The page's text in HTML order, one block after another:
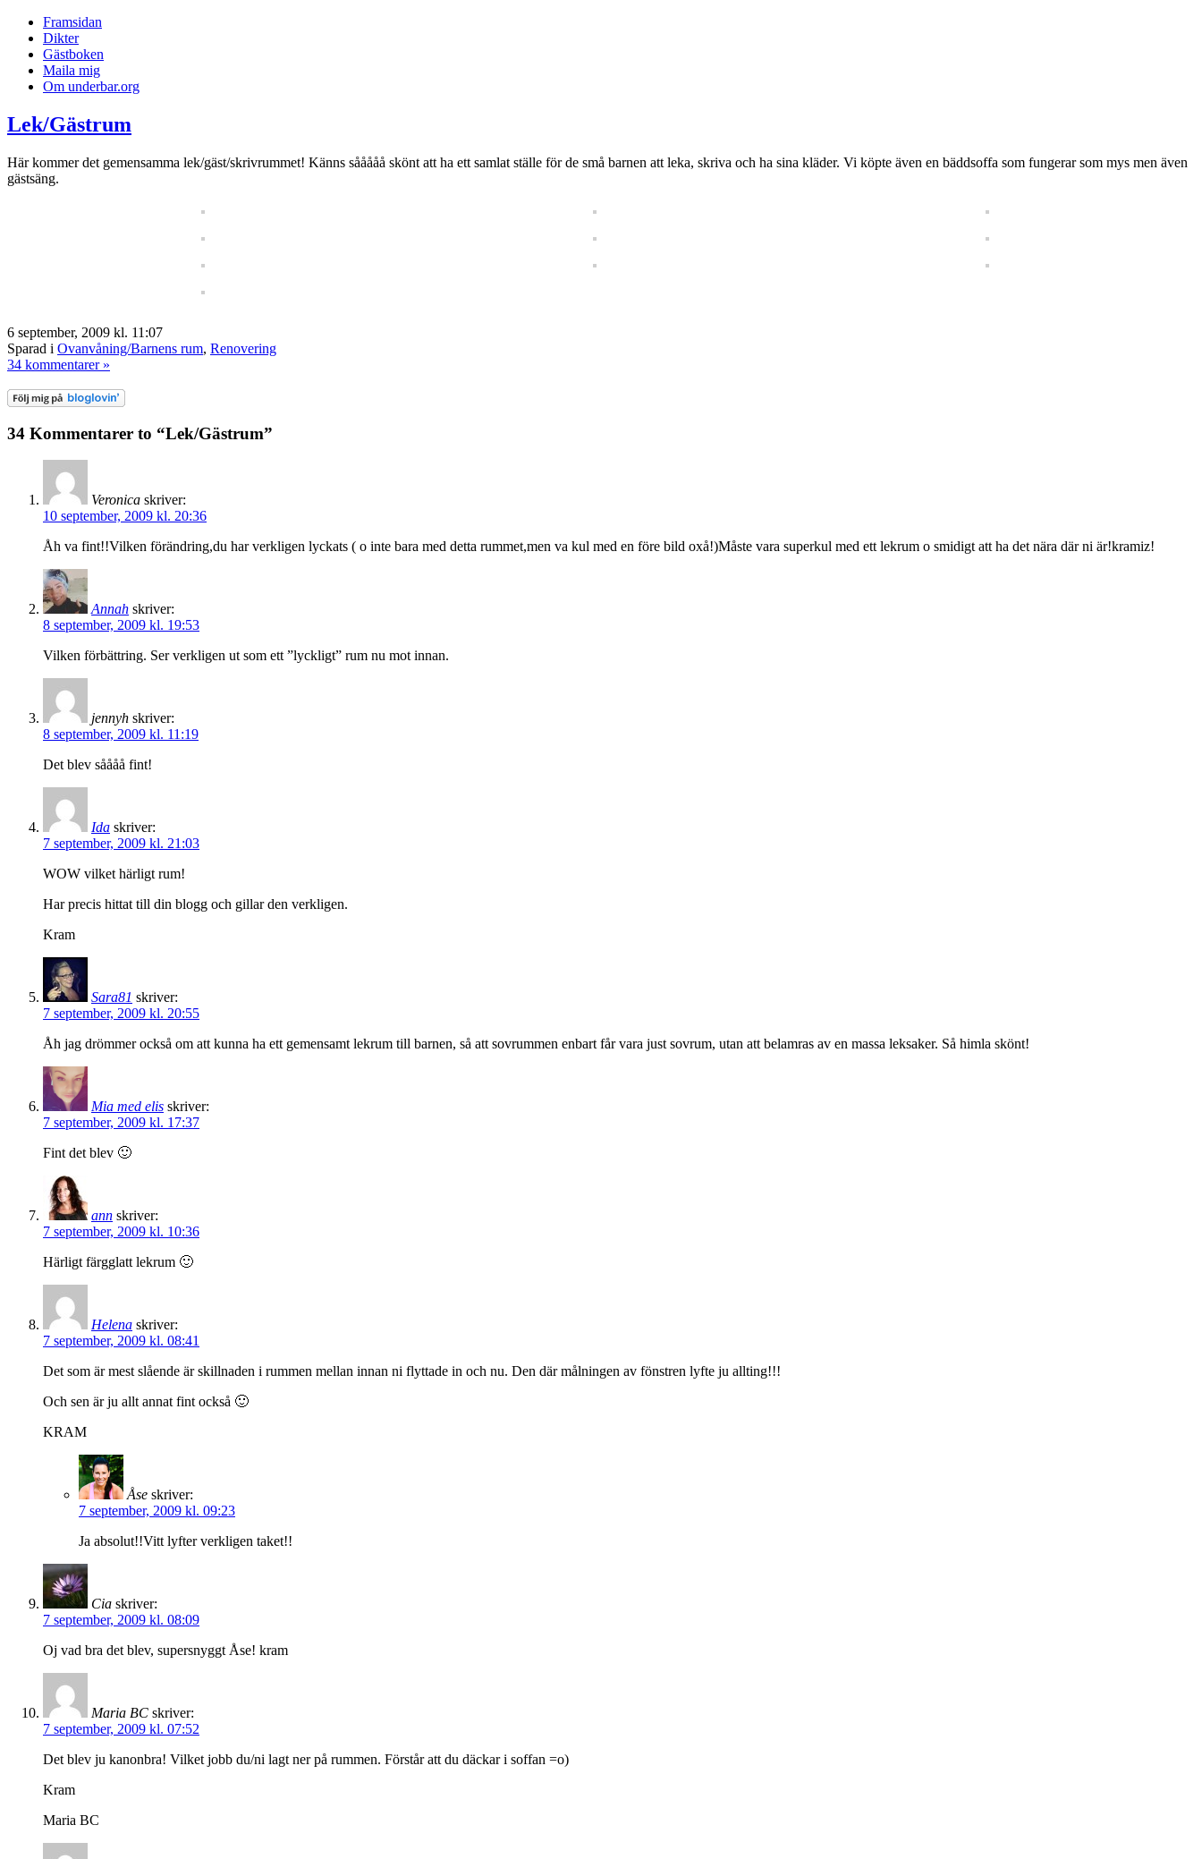
Framsidan
Dikter
Gästboken
Maila mig
Om underbar.org
Lek/Gästrum
Här kommer det gemensamma lek/gäst/skrivrummet! Känns sååååå skönt att ha ett samlat ställe för de små barnen att leka, skriva och ha sina kläder. Vi köpte även en bäddsoffa som fungerar som mys men även
gästsäng.
6 september, 2009 kl. 11:07
Sparad i Ovanvåning/Barnens rum, Renovering
34 kommentarer »
34 Kommentarer to “Lek/Gästrum”
Veronica skriver:
10 september, 2009 kl. 20:36
Åh va fint!!Vilken förändring,du har verkligen lyckats ( o inte bara med detta rummet,men va kul med en före bild oxå!)Måste vara superkul med ett lekrum o smidigt att ha det nära där ni är!kramiz!
Annah skriver:
8 september, 2009 kl. 19:53
Vilken förbättring. Ser verkligen ut som ett ”lyckligt” rum nu mot innan.
jennyh skriver:
8 september, 2009 kl. 11:19
Det blev såååå fint!
Ida skriver:
7 september, 2009 kl. 21:03
WOW vilket härligt rum!
Har precis hittat till din blogg och gillar den verkligen.
Kram
Sara81 skriver:
7 september, 2009 kl. 20:55
Åh jag drömmer också om att kunna ha ett gemensamt lekrum till barnen, så att sovrummen enbart får vara just sovrum, utan att belamras av en massa leksaker. Så himla skönt!
Mia med elis skriver:
7 september, 2009 kl. 17:37
Fint det blev 🙂
ann skriver:
7 september, 2009 kl. 10:36
Härligt färgglatt lekrum 🙂
Helena skriver:
7 september, 2009 kl. 08:41
Det som är mest slående är skillnaden i rummen mellan innan ni flyttade in och nu. Den där målningen av fönstren lyfte ju allting!!!
Och sen är ju allt annat fint också 🙂
KRAM
Åse skriver:
7 september, 2009 kl. 09:23
Ja absolut!!Vitt lyfter verkligen taket!!
Cia skriver:
7 september, 2009 kl. 08:09
Oj vad bra det blev, supersnyggt Åse! kram
Maria BC skriver:
7 september, 2009 kl. 07:52
Det blev ju kanonbra! Vilket jobb du/ni lagt ner på rummen. Förstår att du däckar i soffan =o)
Kram
Maria BC